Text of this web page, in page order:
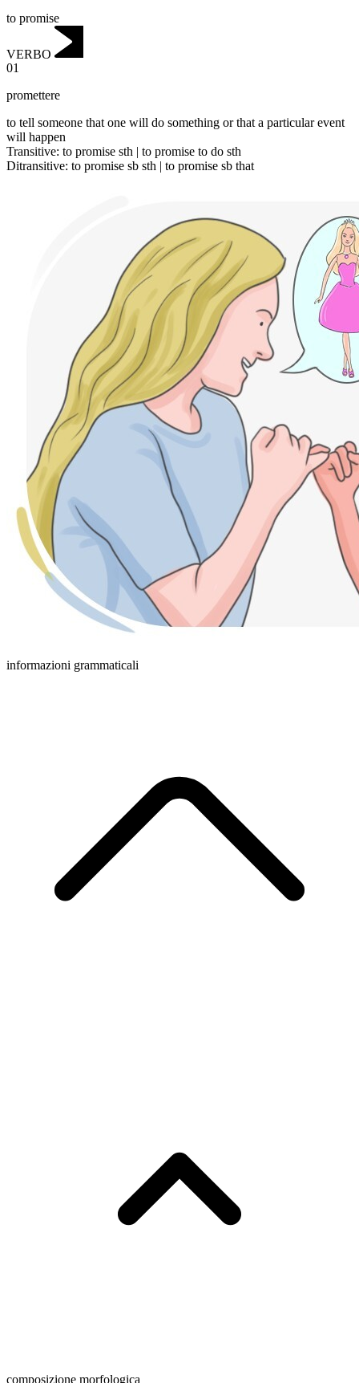
to promise
VERBO
01
promettere
to tell someone that one will do something or that a particular event
will happen
Transitive: to promise sth | to promise to do sth
Ditransitive: to promise sb sth | to promise sb that
informazioni grammaticali
composizione morfologica